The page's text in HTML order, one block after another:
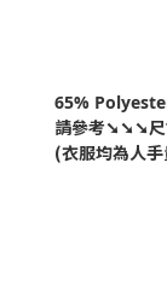
65%
請參考➘➘➘尺
(衣服均為人